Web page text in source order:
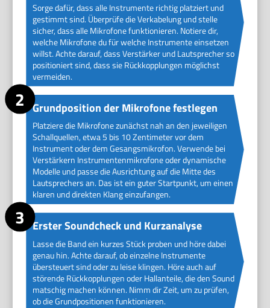
Sorge dafür, dass alle Instrumente richtig platziert und
gestimmt sind. Überprüfe die Verkabelung und stelle
sicher, dass alle Mikrofone funktionieren. Notiere dir,
welche Mikrofone du für welche Instrumente einsetzen
willst. Achte darauf, dass Verstärker und Lautsprecher so
positioniert sind, dass sie Rückkopplungen möglichst
vermeiden.
Grundposition der Mikrofone festlegen
Platziere die Mikrofone zunächst nah an den jeweiligen
Schallquellen, etwa 5 bis 10 Zentimeter vor dem
Instrument oder dem Gesangsmikrofon. Verwende bei
Verstärkern Instrumentenmikrofone oder dynamische
Modelle und passe die Ausrichtung auf die Mitte des
Lautsprechers an. Das ist ein guter Startpunkt, um einen
klaren und direkten Klang einzufangen.
Erster Soundcheck und Kurzanalyse
Lasse die Band ein kurzes Stück proben und höre dabei
genau hin. Achte darauf, ob einzelne Instrumente
übersteuert sind oder zu leise klingen. Höre auch auf
störende Rückkopplungen oder Hallanteile, die den Sound
matschig machen können. Nimm dir Zeit, um zu prüfen,
ob die Grundpositionen funktionieren.